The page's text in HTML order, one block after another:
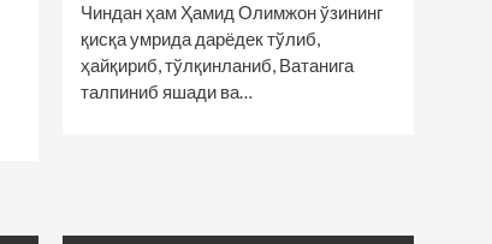
Чиндан ҳам Ҳамид Олимжон ўзининг
қисқа умрида дарёдек тўлиб,
ҳайқириб, тўлқинланиб, Ватанига
талпиниб яшади ва…